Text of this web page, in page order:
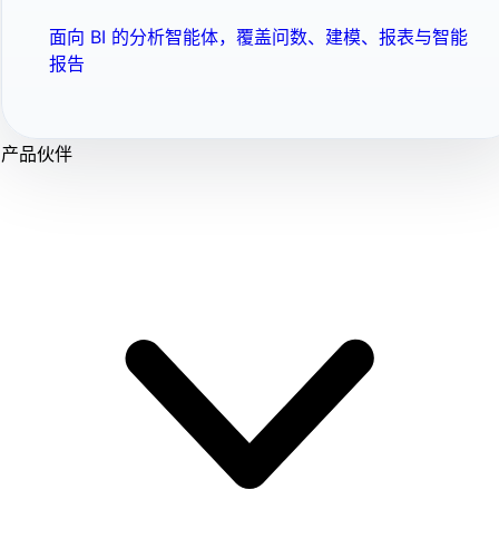
面向 BI 的分析智能体，覆盖问数、建模、报表与智能
报告
产品伙伴